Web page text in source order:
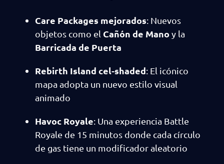
Care Packages mejorados: Nuevos
objetos como el Cañón de Mano y la
Barricada de Puerta
Rebirth Island cel-shaded: El icónico
mapa adopta un nuevo estilo visual
animado
Havoc Royale: Una experiencia Battle
Royale de 15 minutos donde cada círculo
de gas tiene un modificador aleatorio